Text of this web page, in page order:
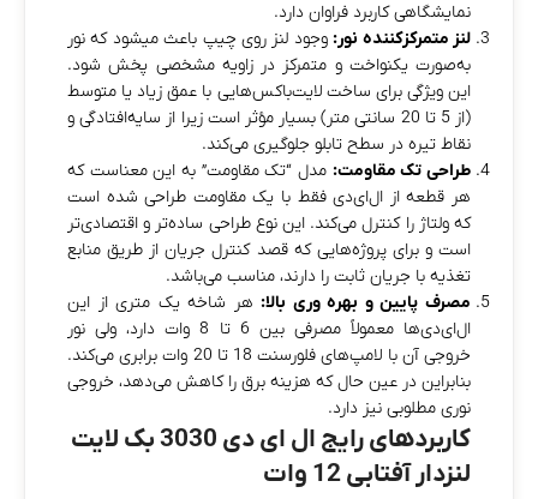
نمایشگاهی کاربرد فراوان دارد.
لنز متمرکزکننده نور: وجود لنز روی چیپ باعث میشود که نور
به‌صورت یکنواخت و متمرکز در زاویه مشخصی پخش شود.
این ویژگی برای ساخت لایت‌باکس‌هایی با عمق زیاد یا متوسط
(از 5 تا 20 سانتی‌ متر) بسیار مؤثر است زیرا از سایه‌افتادگی و
نقاط تیره در سطح تابلو جلوگیری می‌کند.
طراحی تک مقاومت: مدل “تک مقاومت” به این معناست که
هر قطعه از ال‌ای‌دی فقط با یک مقاومت طراحی شده است
که ولتاژ را کنترل می‌کند. این نوع طراحی ساده‌تر و اقتصادی‌تر
است و برای پروژه‌هایی که قصد کنترل جریان از طریق منابع
تغذیه با جریان ثابت را دارند، مناسب می‌باشد.
مصرف پایین و بهره‌ وری بالا: هر شاخه یک متری از این
ال‌ای‌دی‌ها معمولاً مصرفی بین 6 تا 8 وات دارد، ولی نور
خروجی آن با لامپ‌های فلورسنت 18 تا 20 وات برابری می‌کند.
بنابراین در عین حال که هزینه برق را کاهش می‌دهد، خروجی
نوری مطلوبی نیز دارد.
کاربردهای رایج ال ای دی 3030 بک لایت
لنزدار آفتابی 12 وات